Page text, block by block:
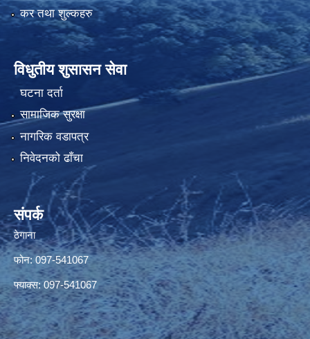
कर तथा शुल्कहरु
विधुतीय शुसासन सेवा
घटना दर्ता
सामाजिक सुरक्षा
नागरिक वडापत्र
निवेदनको ढाँचा
संपर्क
ठेगाना
फोन: 097-541067
फ्याक्स: 097-541067